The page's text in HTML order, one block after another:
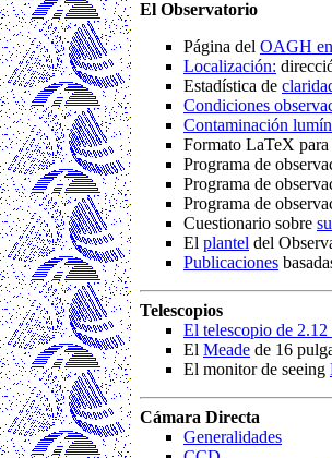
El Observatorio
Página del OAGH
Localización:
Estadística de
Condiciones
Contaminación
Formato LaTeX para
Programa de
Programa de
Programa de
Cuestionario sobre
El plantel del
Publicaciones
Telescopios
El telescopio de 2.12
El Meade de 16
El monitor de seeing
Cámara Directa
Generalidades